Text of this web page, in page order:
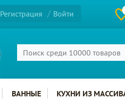
Регистрация Войти
ВАННЫЕ КУХНИ ИЗ